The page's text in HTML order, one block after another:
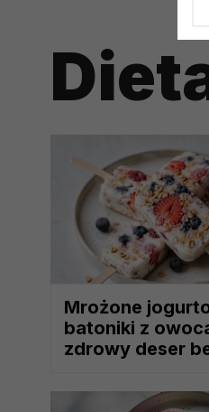
Mrożone
batoniki z
zdrowy deser